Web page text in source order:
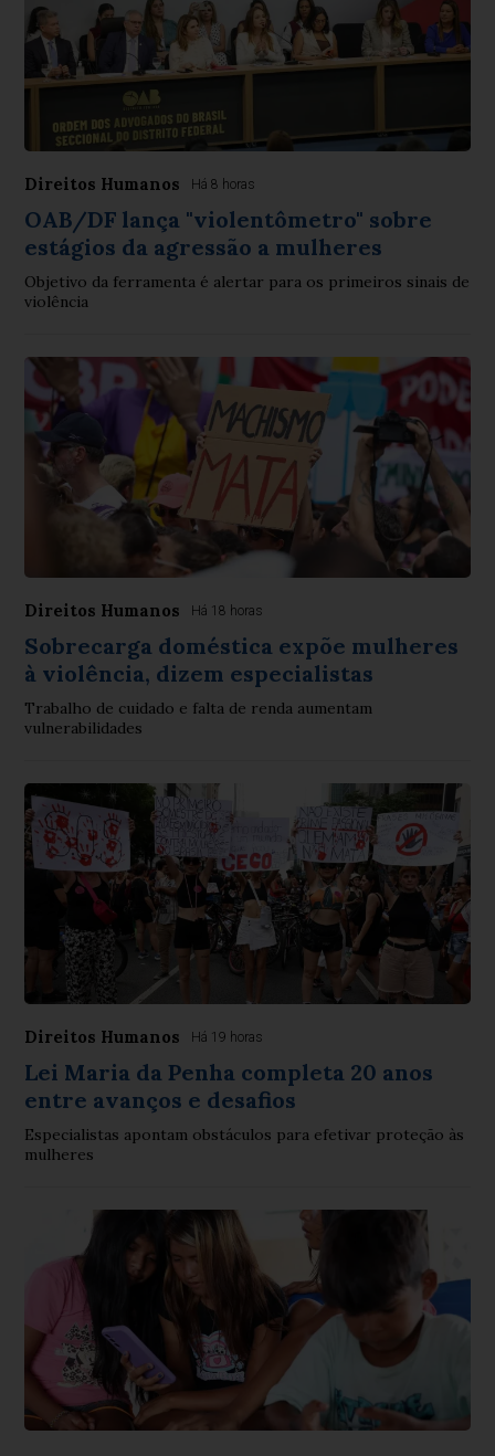
Direitos Humanos Há 8 horas
OAB/DF lança "violentômetro" sobre
estágios da agressão a mulheres
Objetivo da ferramenta é alertar para os primeiros sinais de
violência
Direitos Humanos Há 18 horas
Sobrecarga doméstica expõe mulheres
à violência, dizem especialistas
Trabalho de cuidado e falta de renda aumentam
vulnerabilidades
Direitos Humanos Há 19 horas
Lei Maria da Penha completa 20 anos
entre avanços e desafios
Especialistas apontam obstáculos para efetivar proteção às
mulheres